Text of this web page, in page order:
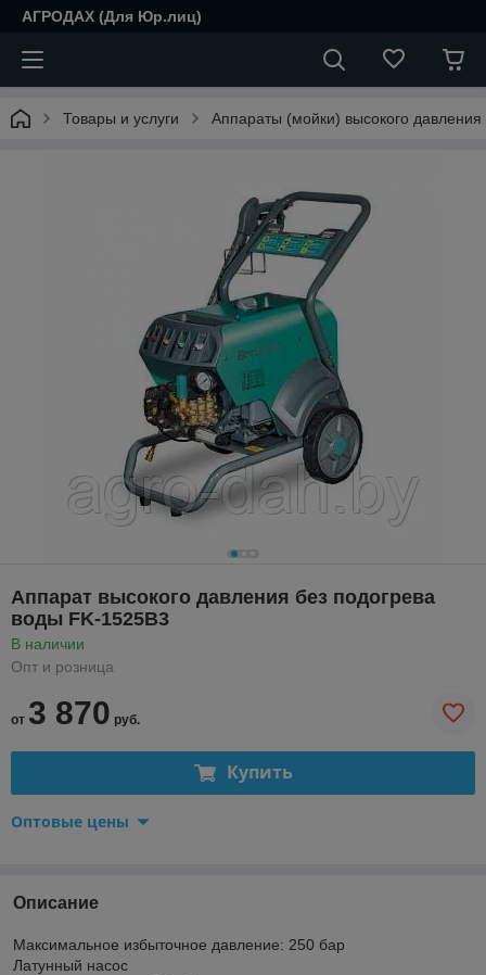
АГРОДАХ (Для Юр.лиц)
Товары и услуги Аппараты (мойки) высокого давления
Аппарат высокого давления без подогрева
воды FK-1525B3
В наличии
Опт и розница
от 3 870 руб.
Купить
Оптовые цены
Описание
Максимальное избыточное давление: 250 бар
Латунный насос